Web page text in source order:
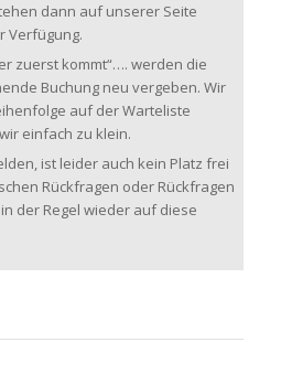
dann auf unserer Seite
Verfügung.
zuerst kommt“…. werden die
Buchung neu vergeben. Wir
auf der Warteliste
einfach zu klein.
ist leider auch kein Platz frei
Rückfragen oder Rückfragen
der Regel wieder auf diese